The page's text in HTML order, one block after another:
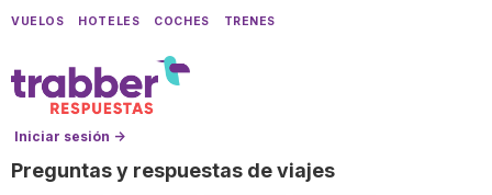
VUELOS HOTELES COCHES TRENES
Iniciar sesión →
Preguntas y respuestas de viajes